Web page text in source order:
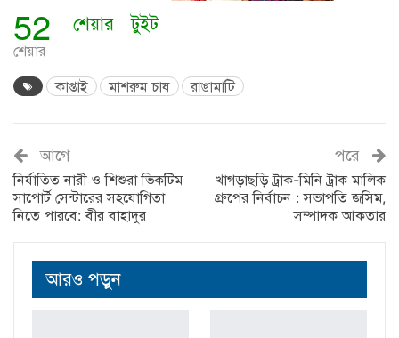
52
শেয়ার
শেয়ার টুইট
কাপ্তাই মাশরুম চাষ রাঙামাটি
আগে
নির্যাতিত নারী ও শিশুরা ভিকটিম
সাপোর্ট সেন্টারের সহযোগিতা
নিতে পারবে: বীর বাহাদুর
পরে
খাগড়াছড়ি ট্রাক-মিনি ট্রাক মালিক
গ্রুপের নির্বাচন : সভাপতি জসিম,
সম্পাদক আকতার
আরও পড়ুন